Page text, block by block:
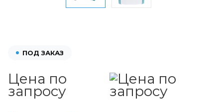
ПОД ЗАКАЗ
Цена по
запросу